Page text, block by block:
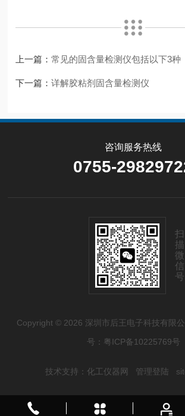
上一篇：常见的固含量检测仪包括以下3种
下一篇：详解胶粘剂固含量检测仪
咨询服务热线
0755-
扫
描
微
信
号
Copyright © 2026 深圳市后王电子科技有限
号：粤ICP备10225769号
技术支持： 化工仪器网 管理登陆